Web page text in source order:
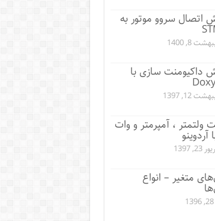
اتصال سروو موتور به
8, 1400
داکیومنت سازی با
12, 1397
، آمپرمتر و وات
آردوینو
1397
متغیر – انواع